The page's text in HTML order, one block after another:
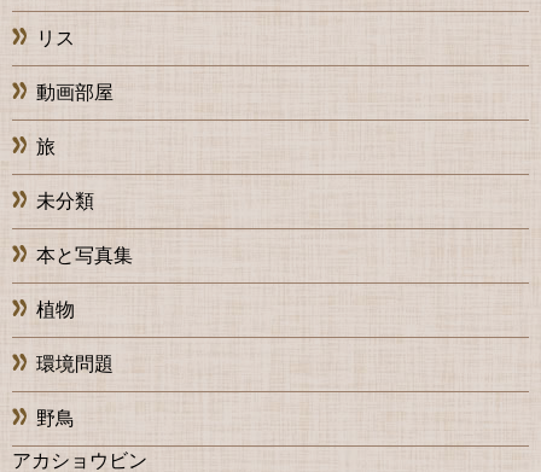
リス
動画部屋
旅
未分類
本と写真集
植物
環境問題
野鳥
アカショウビン